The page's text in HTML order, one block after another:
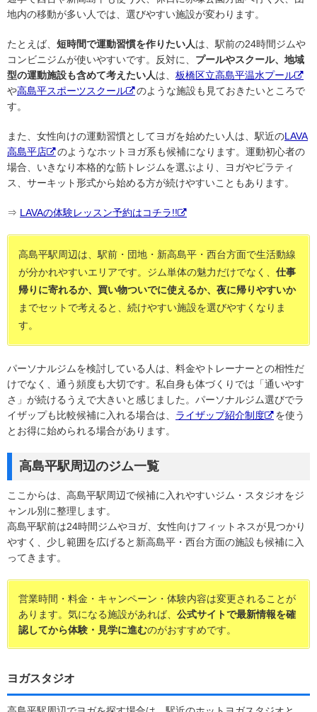
地内の移動が多い人では、選びやすい施設が変わります。
たとえば、 短時間で運動習慣を作りたい人は、駅前の24時間ジムや
コンビニジムが使いやすいです。反対に、 プールやスクール、地域
型の運動施設も含めて考えたい人は、 板橋区立高島平温水プール
や高島平スポーツスクール
のような施設も見ておきたいところで
す。
また、女性向けの運動習慣としてヨガを始めたい人は、駅近のLAVA
高島平店
のようなホットヨガ系も候補になります。運動初心者の
場合、いきなり本格的な筋トレジムを選ぶより、ヨガやピラティ
ス、サーキット形式から始める方が続けやすいこともあります。
⇒ LAVAの体験レッスン予約はコチラ!!
高島平駅周辺は、駅前・団地・新高島平・西台方面で生活動線
が分かれやすいエリアです。ジム単体の魅力だけでなく、 仕事
帰りに寄れるか、買い物ついでに使えるか、夜に帰りやすいか
までセットで考えると、続けやすい施設を選びやすくなりま
す。
パーソナルジムを検討している人は、料金やトレーナーとの相性だ
けでなく、通う頻度も大切です。私自身も体づくりでは「通いやす
さ」が続けるうえで大きいと感じました。パーソナルジム選びでラ
イザップも比較候補に入れる場合は、 ライザップ紹介制度
を使う
とお得に始められる場合があります。
高島平駅周辺のジム一覧
ここからは、高島平駅周辺で候補に入れやすいジム・スタジオをジ
ャンル別に整理します。
高島平駅前は24時間ジムやヨガ、女性向けフィットネスが見つかり
やすく、少し範囲を広げると新高島平・西台方面の施設も候補に入
ってきます。
営業時間・料金・キャンペーン・体験内容は変更されることが
あります。気になる施設があれば、 公式サイトで最新情報を確
認してから体験・見学に進むのがおすすめです。
ヨガスタジオ